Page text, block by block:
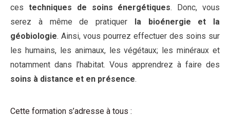
ces techniques de soins énergétiques. Donc, vous
serez à même de pratiquer la bioénergie et la
géobiologie. Ainsi, vous pourrez effectuer des soins sur
les humains, les animaux, les végétaux; les minéraux et
notamment dans l’habitat. Vous apprendrez à faire des
soins à distance et en présence.
Cette formation s’adresse à tous :